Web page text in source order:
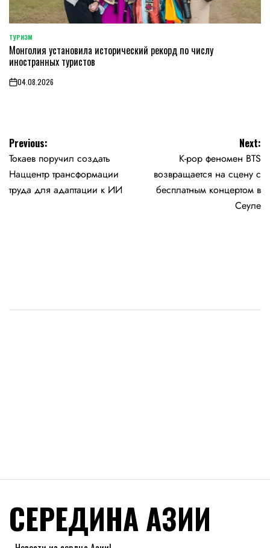
POSTED
IN
ТУРИЗМ
Монголия установила исторический рекорд по числу
иностранных туристов
on04.08.2026
Навигация
по
записям
Previous:
Токаев поручил создать
Наццентр трансформации
труда для адаптации к ИИ
Next:
K-pop феномен BTS
возвращается на сцену с
бесплатным концертом в
Сеуле
СЕРЕДИНА АЗИИ